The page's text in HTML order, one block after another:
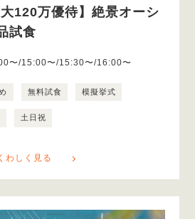
120万優待】絶景オーシ
試食
〜/15:00〜/15:30〜/16:00〜
無料試食 模擬挙式
土日祝
わしく見る